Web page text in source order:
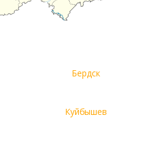
Бердск
Куйбышев